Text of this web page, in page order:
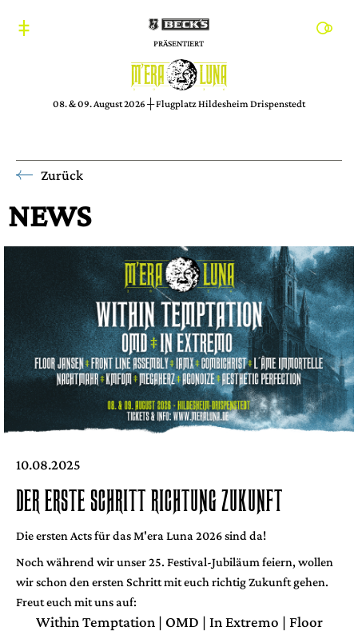
PRÄSENTIERT
08. & 09. August 2026 ┼ Flugplatz Hildesheim Drispenstedt
Zurück
NEWS
10.08.2025
DER ERSTE SCHRITT RICHTUNG ZUKUNFT
Die ersten Acts für das M'era Luna 2026 sind da!
Noch während wir unser 25. Festival-Jubiläum feiern, wollen
wir schon den ersten Schritt mit euch richtig Zukunft gehen.
Freut euch mit uns auf:
Within Temptation | OMD | In Extremo | Floor